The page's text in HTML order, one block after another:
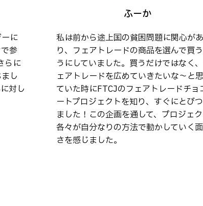
に
参
らに
し
対し
ふーか
私は前から途上国の貧困問題に関心があ
り、フェアトレードの商品を選んで買
うにしていました。買うだけではなく
ェアトレードを広めていきたいな〜と
ていた時にFTCJのフェアトレードチョ
ートプロジェクトを知り、すぐにとび
ました！この企画を通して、プロジェ
各々が自分なりの方法で動かしていく
さを感じました。